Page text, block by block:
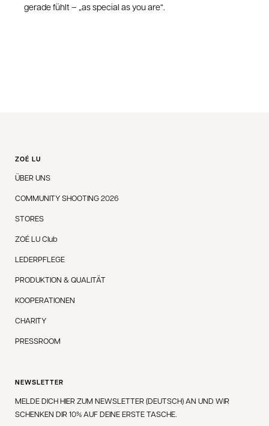
gerade fühlt – „as special as you are“.
ZOÉ LU
ÜBER UNS
COMMUNITY SHOOTING 2026
STORES
ZOÉ LU Club
LEDERPFLEGE
PRODUKTION & QUALITÄT
KOOPERATIONEN
CHARITY
PRESSROOM
NEWSLETTER
MELDE DICH HIER ZUM NEWSLETTER (DEUTSCH) AN UND WIR
SCHENKEN DIR 10% AUF DEINE ERSTE TASCHE.